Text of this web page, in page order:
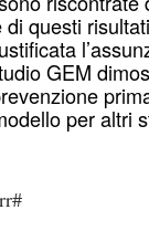
questi
GEM
per altri